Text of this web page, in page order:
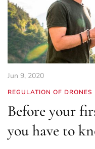
Jun 9, 2020
REGULATION OF DRONES
Before your
you have to